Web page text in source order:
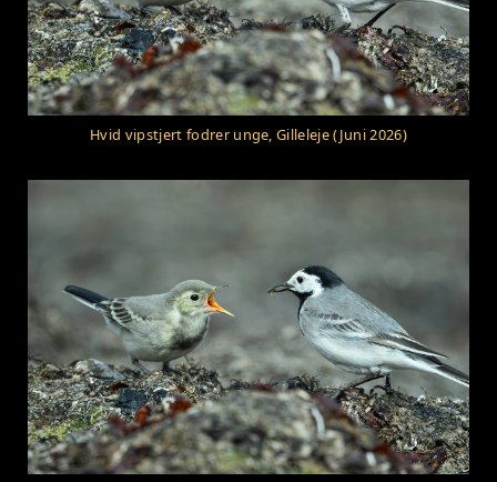
Hvid vipstjert fodrer unge, Gilleleje (Juni 2026)